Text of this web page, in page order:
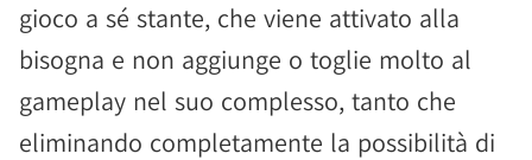
gioco a sé stante, che viene attivato alla
bisogna e non aggiunge o toglie molto al
gameplay nel suo complesso, tanto che
eliminando completamente la possibilità di